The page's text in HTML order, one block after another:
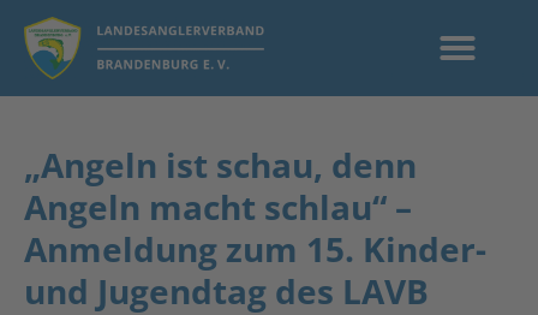
„Angeln ist schau, denn
Angeln macht schlau“ –
Anmeldung zum 15. Kinder-
und Jugendtag des LAVB